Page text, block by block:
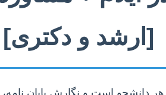
[ارشد و دکتری]
دانشجو است و نگارش پایان